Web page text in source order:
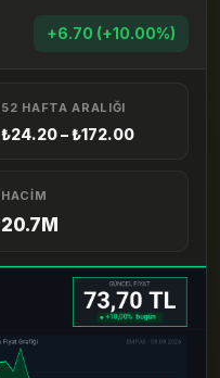
+6.70 (+10.00%)
52 HAFTA ARALIĞI
₺24.20 – ₺172.00
HACIM
20.7M